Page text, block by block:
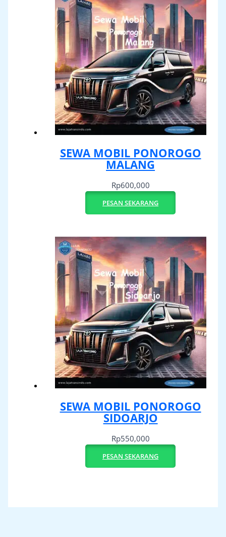
SEWA MOBIL PONOROGO
MALANG
Rp600,000
PESAN SEKARANG
SEWA MOBIL PONOROGO
SIDOARJO
Rp550,000
PESAN SEKARANG